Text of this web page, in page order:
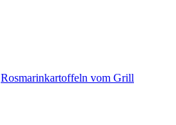
Rosmarinkartoffeln vom Grill